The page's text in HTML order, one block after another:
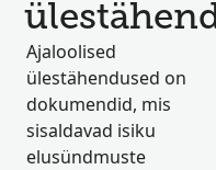
Ajaloolised
ülestähendused on
dokumendid, mis
sisaldavad isiku
elusündmuste